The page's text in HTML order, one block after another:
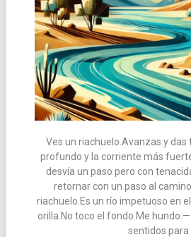
Ves un riachuelo.Avanzas y das
profundo y la corriente más
desvía un paso pero con
retornar con un paso al
riachuelo.Es un río impetuoso en
orilla.No toco el fondo.Me
sentidos para